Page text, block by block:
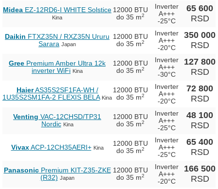
Midea EZ-12RD6-I WHITE Solstice
Kina
12000 BTU
do 35 m2
Inverter
A+++
-25°C
65 600
RSD
Daikin FTXZ35N / RXZ35N Ururu
Sarara Japan
12000 BTU
do 35 m2
Inverter
A+++
-20°C
350 000
RSD
Gree Premium Amber Ultra 12k
inverter WiFi Kina
12000 BTU
do 35 m2
Inverter
A+++
-30°C
127 800
RSD
HaierAS35S2SF1FA-WH /
1U35S2SM1FA-2 FLEXIS BELA Kina
12000 BTU
do 35 m2
Inverter
A+++
-20°C
72 800
RSD
Venting VAC-12CHSD/TP31
Nordic Kina
12000 BTU
do 35 m2
Inverter
A+++
-25°C
48 100
RSD
VivaxACP-12CH35AERI+ Kina
12000 BTU
do 35 m2
Inverter
A+++
-25°C
65 400
RSD
PanasonicPremium KIT-Z35-ZKE
(R32) Japan
12000 BTU
do 35 m2
Inverter
A+++
-20°C
166 500
RSD